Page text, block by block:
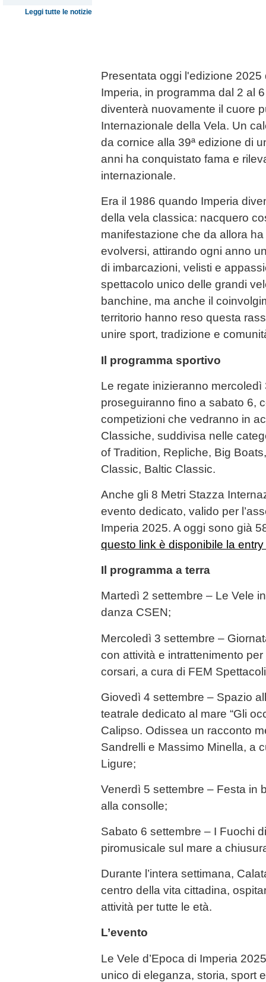
Leggi tutte le notizie
Presentata oggi l'edizione 2025
Imperia, in programma dal 2 al
diventerà nuovamente il cuore
Internazionale della Vela. Un
da cornice alla 39ª edizione di
anni ha conquistato fama e
internazionale.
Era il 1986 quando Imperia
della vela classica: nacquero
manifestazione che da allora
evolversi, attirando ogni anno
di imbarcazioni, velisti e
spettacolo unico delle grandi
banchine, ma anche il
territorio hanno reso questa
unire sport, tradizione e
Il programma sportivo
Le regate inizieranno mercoledì
proseguiranno fino a sabato 6,
competizioni che vedranno in
Classiche, suddivisa nelle
of Tradition, Repliche, Big
Classic, Baltic Classic.
Anche gli 8 Metri Stazza
evento dedicato, valido per
Imperia 2025. A oggi sono già
questo link è disponibile la
Il programma a terra
Martedì 2 settembre – Le Vele
danza CSEN;
Mercoledì 3 settembre –
con attività e intrattenimento
corsari, a cura di FEM
Giovedì 4 settembre – Spazio
teatrale dedicato al mare “Gli
Calipso. Odissea un racconto
Sandrelli e Massimo Minella, a
Ligure;
Venerdì 5 settembre – Festa in
alla consolle;
Sabato 6 settembre – I Fuochi
piromusicale sul mare a
Durante l’intera settimana,
centro della vita cittadina,
attività per tutte le età.
L’evento
Le Vele d’Epoca di Imperia
unico di eleganza, storia, sport